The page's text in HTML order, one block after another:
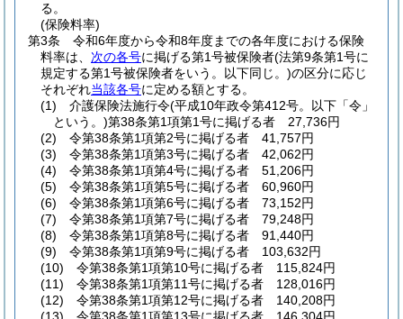
る。
(保険料率)
第3条
令和6年度から令和8年度までの各年度における保険
料率は、 次の各号に掲げる第1号被保険者(法第9条第1号に
規定する第1号被保険者をいう。以下同じ。)の区分に応じ
それぞれ当該各号に定める額とする。
(1)
介護保険法施行令(平成10年政令第412号。以下「令」
という。)第38条第1項第1号に掲げる者 27,736円
(2)
令第38条第1項第2号に掲げる者 41,757円
(3)
令第38条第1項第3号に掲げる者 42,062円
(4)
令第38条第1項第4号に掲げる者 51,206円
(5)
令第38条第1項第5号に掲げる者 60,960円
(6)
令第38条第1項第6号に掲げる者 73,152円
(7)
令第38条第1項第7号に掲げる者 79,248円
(8)
令第38条第1項第8号に掲げる者 91,440円
(9)
令第38条第1項第9号に掲げる者 103,632円
(10)
令第38条第1項第10号に掲げる者 115,824円
(11)
令第38条第1項第11号に掲げる者 128,016円
(12)
令第38条第1項第12号に掲げる者 140,208円